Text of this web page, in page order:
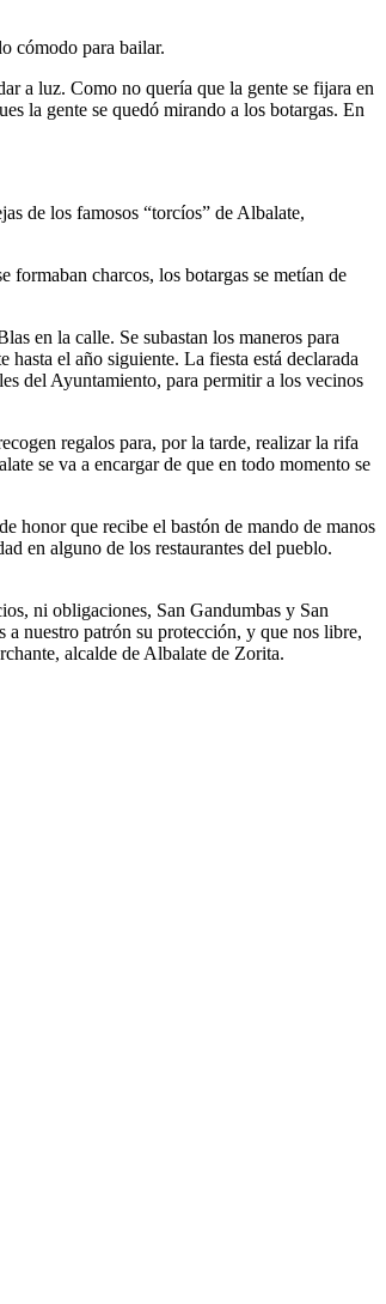
cómodo para bailar.
a luz. Como no quería que la gente se fijara en
la gente se quedó mirando a los botargas. En
de los famosos “torcíos” de Albalate,
formaban charcos, los botargas se metían de
en la calle. Se subastan los maneros para
el año siguiente. La fiesta está declarada
del Ayuntamiento, para permitir a los vecinos
regalos para, por la tarde, realizar la rifa
se va a encargar de que en todo momento se
honor que recibe el bastón de mando de manos
en alguno de los restaurantes del pueblo.
ni obligaciones, San Gandumbas y San
nuestro patrón su protección, y que nos libre,
alcalde de Albalate de Zorita.